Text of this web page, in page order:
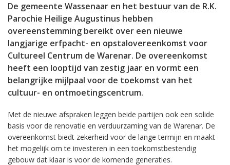
De gemeente Wassenaar en het bestuur van de R.K.
Parochie Heilige Augustinus hebben
overeenstemming bereikt over een nieuwe
langjarige erfpacht- en opstalovereenkomst voor
Cultureel Centrum de Warenar. De overeenkomst
heeft een looptijd van zestig jaar en vormt een
belangrijke mijlpaal voor de toekomst van het
cultuur- en ontmoetingscentrum.
Met de nieuwe afspraken leggen beide partijen ook een solide
basis voor de renovatie en verduurzaming van de Warenar. De
overeenkomst biedt zekerheid voor de lange termijn en maakt
het mogelijk om te investeren in een toekomstbestendig
gebouw dat klaar is voor de komende generaties.